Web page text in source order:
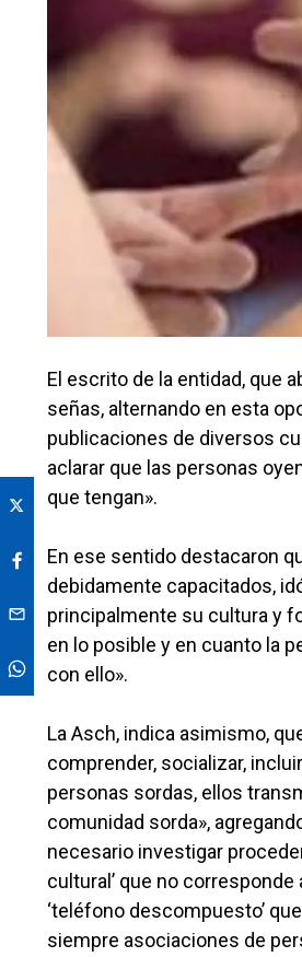
El escrito de la entidad, que
señas, alternando en esta
publicaciones de diversos
aclarar que las personas
que tengan».
En ese sentido destacaron
debidamente capacitados,
principalmente su cultura y
en lo posible y en cuanto la
con ello».
La Asch, indica asimismo,
comprender, socializar,
personas sordas, ellos
comunidad sorda»,
necesario investigar
cultural’ que no
‘teléfono descompuesto’
siempre asociaciones de